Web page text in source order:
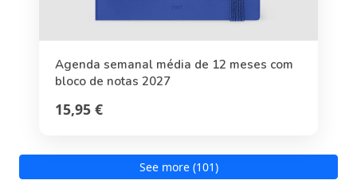
Agenda semanal média de 12 meses com
bloco de notas 2027
15,95 €
See more (101)